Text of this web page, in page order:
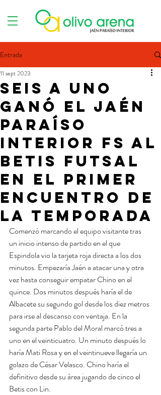
Entrada
Seis a uno
ganó el Jaén
Paraíso
Interior FS al
Betis Futsal
en el primer
encuentro de
la temporada
11 sept 2023
Comenzó marcando el equipo visitante tras
un inicio intenso de partido en el que
Espindola vio la tarjeta roja directa a los dos
minutos. Empezaría Jaén a atacar una y otra
vez hasta conseguir empatar Chino en el
quince. Dos minutos después haría el de
Albacete su segundo gol desde los diez metros
para irse al descanso con ventaja. En la
segunda parte Pablo del Moral marcó tres a
uno en el veinticuatro. Un minuto después lo
haría Mati Rosa y en el veintinueve llegaría un
golazo de César Velasco. Chino haría el
definitivo desde su área jugando de cinco el
Betis con Lin.